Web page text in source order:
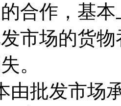
合作，基
市场的货
。
批发市场承